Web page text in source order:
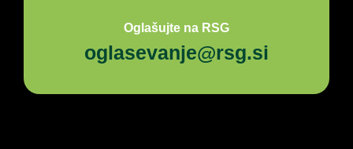
Oglašujte na RSG
oglasevanje@rsg.si